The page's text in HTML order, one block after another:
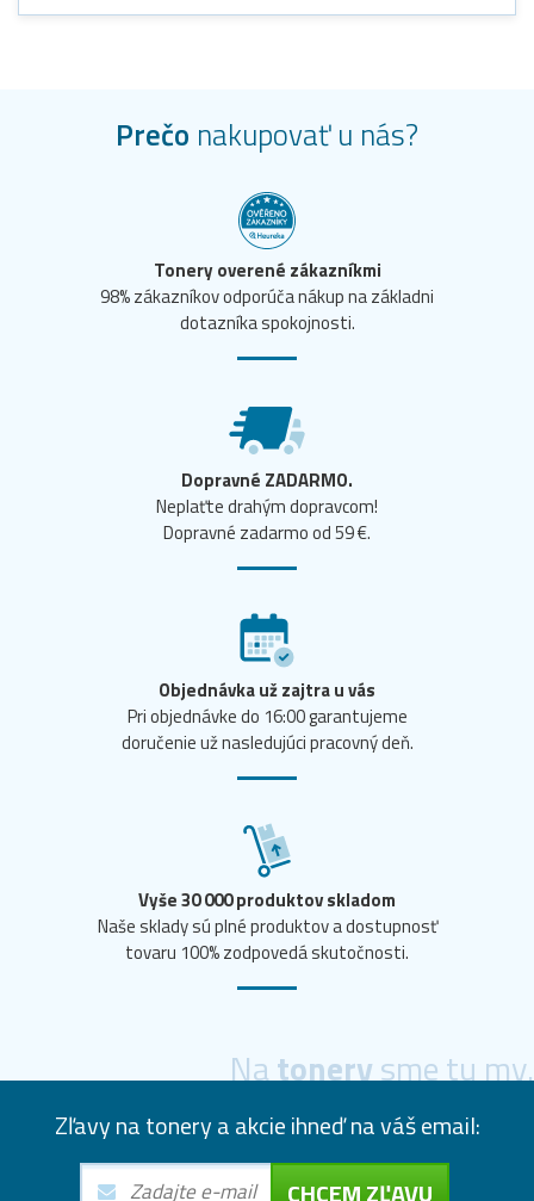
Prečo nakupovať u nás?
Tonery overené zákazníkmi
98% zákazníkov odporúča nákup na základni
dotazníka spokojnosti.
Dopravné ZADARMO.
Neplaťte drahým dopravcom!
Dopravné zadarmo od 59 €.
Objednávka už zajtra u vás
Pri objednávke do 16:00 garantujeme
doručenie už nasledujúci pracovný deň.
Vyše 30 000 produktov skladom
Naše sklady sú plné produktov a dostupnosť
tovaru 100% zodpovedá skutočnosti.
Natonerysme tu my.
Zľavy na tonery a akcie ihneď na váš email:
CHCEM ZĽAVU